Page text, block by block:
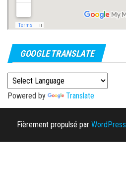
GOOGLE TRANSLATE
Powered by Translate
Fièrement propulsé par WordPress